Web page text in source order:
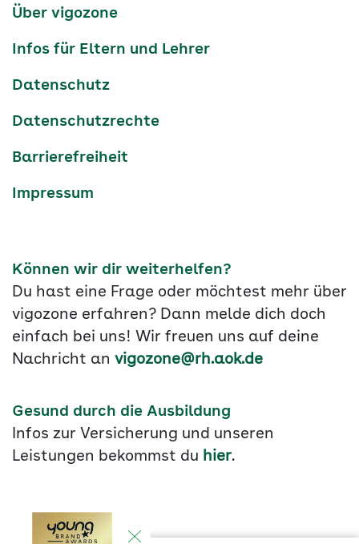
Services-
Über vigozone
Infos für Eltern und Lehrer
Datenschutz
Datenschutzrechte
Barrierefreiheit
Impressum
Können wir dir weiterhelfen?
Du hast eine Frage oder möchtest mehr über
vigozone erfahren? Dann melde dich doch
einfach bei uns! Wir freuen uns auf deine
Nachricht an vigozone@rh.aok.de
Gesund durch die Ausbildung
Infos zur Versicherung und unseren
Leistungen bekommst du hier.